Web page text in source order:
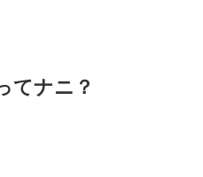
てナニ？